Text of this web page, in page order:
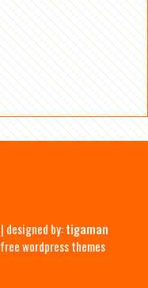
| designed by:tigaman
free wordpress themes